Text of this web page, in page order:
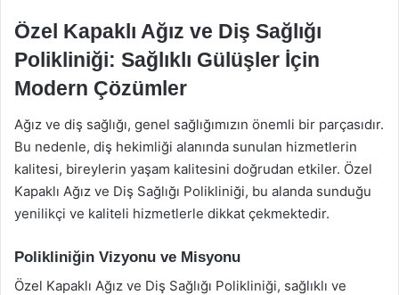
Özel Kapaklı Ağız ve Diş Sağlığı
Polikliniği: Sağlıklı Gülüşler İçin
Modern Çözümler
Ağız ve diş sağlığı, genel sağlığımızın önemli bir parçasıdır.
Bu nedenle, diş hekimliği alanında sunulan hizmetlerin
kalitesi, bireylerin yaşam kalitesini doğrudan etkiler. Özel
Kapaklı Ağız ve Diş Sağlığı Polikliniği, bu alanda sunduğu
yenilikçi ve kaliteli hizmetlerle dikkat çekmektedir.
Polikliniğin Vizyonu ve Misyonu
Özel Kapaklı Ağız ve Diş Sağlığı Polikliniği, sağlıklı ve